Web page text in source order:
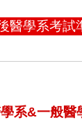
醫學系考試
系&一般醫